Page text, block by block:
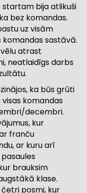
startam bija atlikuši
bez komandas.
uz visām
sastāvā.
vēlu atrast
neatlaidīgs darbs
ka būs grūti
komandas
decembri.
kur
franču
ar kuru arī
brauksim
klase.
posmi, kur